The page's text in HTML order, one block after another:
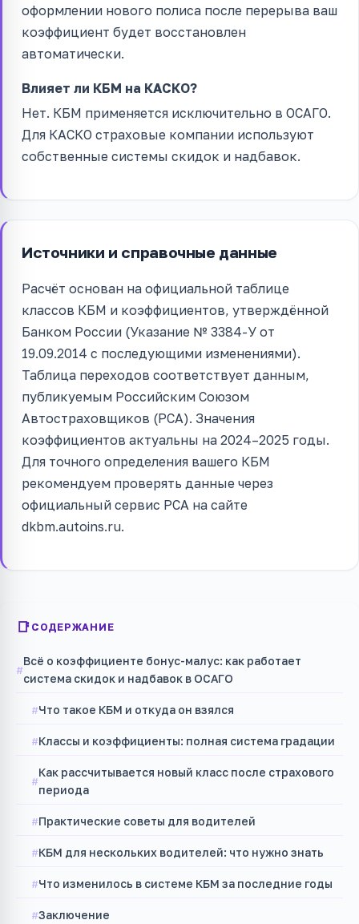
оформлении нового полиса после перерыва ваш
коэффициент будет восстановлен
автоматически.
Влияет ли КБМ на КАСКО?
Нет. КБМ применяется исключительно в ОСАГО.
Для КАСКО страховые компании используют
собственные системы скидок и надбавок.
Источники и справочные данные
Расчёт основан на официальной таблице
классов КБМ и коэффициентов, утверждённой
Банком России (Указание № 3384-У от
19.09.2014 с последующими изменениями).
Таблица переходов соответствует данным,
публикуемым Российским Союзом
Автостраховщиков (РСА). Значения
коэффициентов актуальны на 2024–2025 годы.
Для точного определения вашего КБМ
рекомендуем проверять данные через
официальный сервис РСА на сайте
dkbm.autoins.ru.
СОДЕРЖАНИЕ
Всё о коэффициенте бонус-малус: как работает
система скидок и надбавок в ОСАГО
Что такое КБМ и откуда он взялся
Классы и коэффициенты: полная система градации
Как рассчитывается новый класс после страхового
периода
Практические советы для водителей
КБМ для нескольких водителей: что нужно знать
Что изменилось в системе КБМ за последние годы
Заключение